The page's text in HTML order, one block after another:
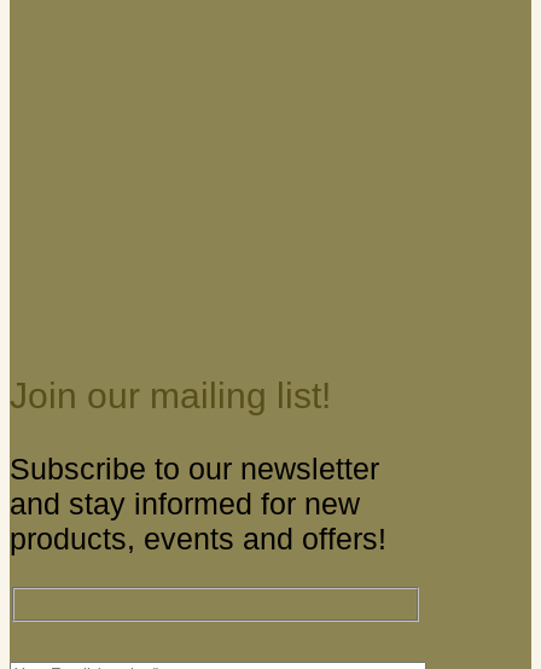
Join our mailing list!
Subscribe to our newsletter
and stay informed for new
products, events and offers!